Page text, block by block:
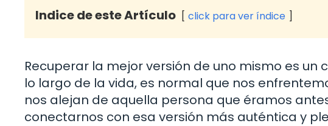
Indice de este Artículo click para ver índice
Recuperar la mejor versión de uno mismo es
lo largo de la vida, es normal que nos
nos alejan de aquella persona que éramos
conectarnos con esa versión más auténtica y